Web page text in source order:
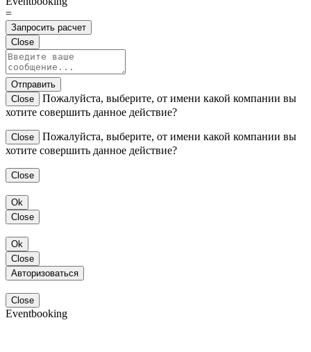
=
Запросить расчет
Close
Отправить
Close
Пожалуйста, выберите, от имени какой компании вы
хотите совершить данное действие?
Close
Пожалуйста, выберите, от имени какой компании вы
хотите совершить данное действие?
Close
Ok
Close
Ok
Close
Авторизоваться
Close
Eventbooking